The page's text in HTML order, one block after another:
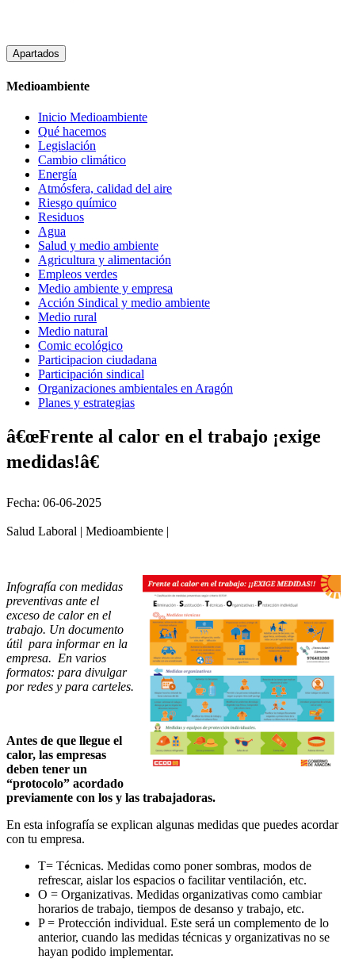
Apartados
Medioambiente
Inicio Medioambiente
Qué hacemos
Legislación
Cambio climático
Energía
Atmósfera, calidad del aire
Riesgo químico
Residuos
Agua
Salud y medio ambiente
Agricultura y alimentación
Empleos verdes
Medio ambiente y empresa
Acción Sindical y medio ambiente
Medio rural
Medio natural
Comic ecológico
Participacion ciudadana
Participación sindical
Organizaciones ambientales en Aragón
Planes y estrategias
â€œFrente al calor en el trabajo ¡exige
medidas!â€
Fecha: 06-06-2025
Salud Laboral | Medioambiente |
Infografía con medidas
preventivas ante el
exceso de calor en el
trabajo. Un documento
útil para informar en la
empresa. En varios
formatos: para divulgar
por redes y para carteles.
Antes de que llegue el
calor, las empresas
deben tener un
“protocolo” acordado
previamente con los y las trabajadoras.
En esta infografía se explican algunas medidas que puedes acordar
con tu empresa.
T= Técnicas. Medidas como poner sombras, modos de
refrescar, aislar los espacios o facilitar ventilación, etc.
O = Organizativas. Medidas organizativas como cambiar
horarios de trabajo, tiempos de desanso y trabajo, etc.
P = Protección individual. Este será un complemento de lo
anterior, cuando las medidas técnicas y organizativas no se
hayan podido implementar.